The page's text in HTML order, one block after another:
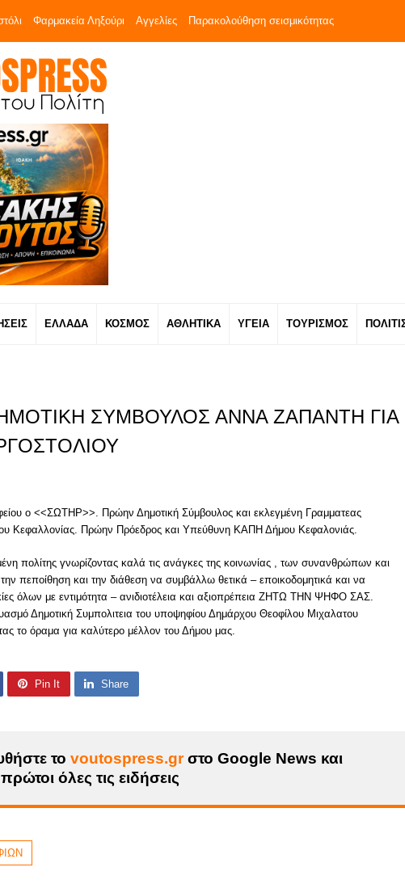
Φαρμακεία Ληξούρι Αγγελίες Παρακολούθηση σεισμικότητας
ΕΛΛΑΔΑ ΚΟΣΜΟΣ ΑΘΛΗΤΙΚΑ ΥΓΕΙΑ ΤΟΥΡΙΣΜΟΣ
ΣΥΜΒΟΥΛΟΣ ΑΝΝΑ ΖΑΠΑΝΤΗ ΓΙΑ
ο <<ΣΩΤΗΡ>>. Πρώην Δημοτική Σύμβουλος και εκλεγμένη Γραμματεας
Κεφαλλονίας. Πρώην Πρόεδρος και Υπεύθυνη ΚΑΠΗ Δήμου Κεφαλονιάς.
πολίτης γνωρίζοντας καλά τις ανάγκες της κοινωνίας , των συνανθρώπων και
πεποίθηση και την διάθεση να συμβάλλω θετικά – εποικοδομητικά και να
όλων με εντιμότητα – ανιδιοτέλεια και αξιοπρέπεια ΖΗΤΩ ΤΗΝ ΨΗΦΟ ΣΑΣ.
Δημοτική Συμπολιτεια του υποψηφίου Δημάρχου Θεοφίλου Μιχαλατου
το όραμα για καλύτερο μέλλον του Δήμου μας.
Pin It Share
τοvoutospress.grστο Google News και
όλες τις ειδήσεις